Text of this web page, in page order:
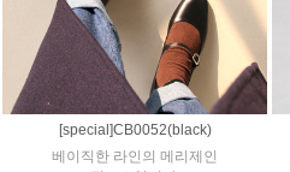
[special]CB0052(black)
베이직한 라인의 메리제인